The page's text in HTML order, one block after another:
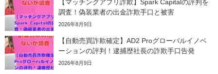
【マッチングアプリ詐欺】Spark Capitalの評判を
調査！偽装業者の出金詐欺手口と被害
2026年8月9日
【自動売買詐欺確定】AD2 Proグローバルイノベ
ーションの評判！逮捕歴社長の詐欺手口告発
2026年8月9日